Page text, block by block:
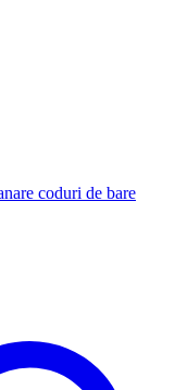
coduri de bare